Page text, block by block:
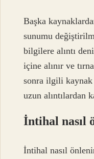
Başka
sunumu
bilgilere alıntı
içine alınır ve
sonra ilgili
uzun alıntılardan
İntihal nasıl
İntihal nasıl